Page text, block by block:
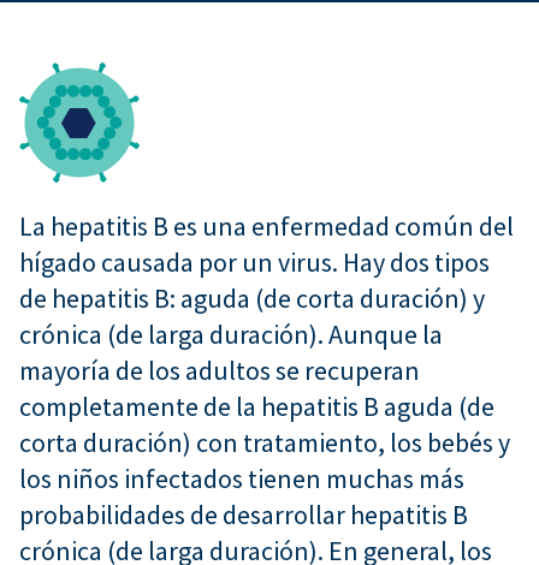
La hepatitis B es una enfermedad común del
hígado causada por un virus. Hay dos tipos
de hepatitis B: aguda (de corta duración) y
crónica (de larga duración). Aunque la
mayoría de los adultos se recuperan
completamente de la hepatitis B aguda (de
corta duración) con tratamiento, los bebés y
los niños infectados tienen muchas más
probabilidades de desarrollar hepatitis B
crónica (de larga duración). En general, los